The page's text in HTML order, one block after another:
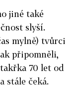
jiné také
slyší.
mylně) tvůrci
připomněli,
70 let od
stále čeká.